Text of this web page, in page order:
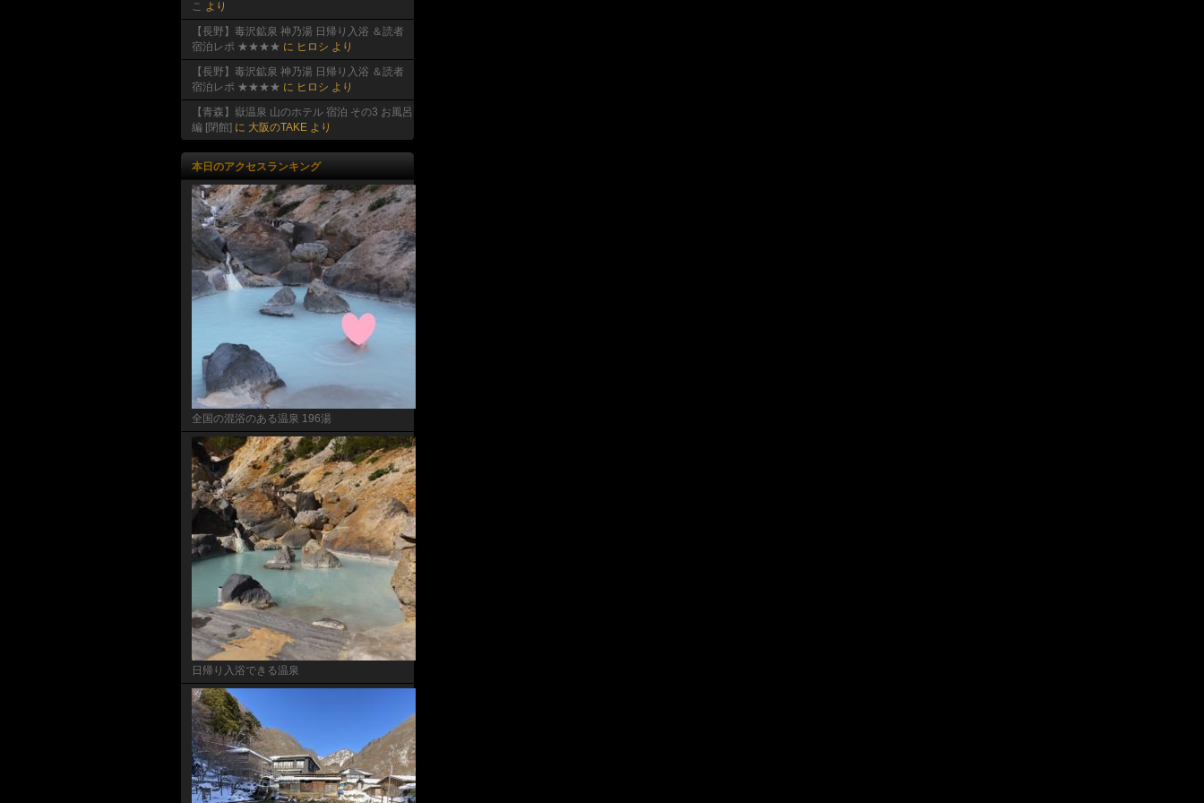
こ より
【長野】毒沢鉱泉 神乃湯 日帰り入浴 ＆読者
宿泊レポ ★★★★ に ヒロシ より
【長野】毒沢鉱泉 神乃湯 日帰り入浴 ＆読者
宿泊レポ ★★★★ に ヒロシ より
【青森】嶽温泉 山のホテル 宿泊 その3 お風呂
編 [閉館] に 大阪のTAKE より
本日のアクセスランキング
全国の混浴のある温泉 196湯
日帰り入浴できる温泉